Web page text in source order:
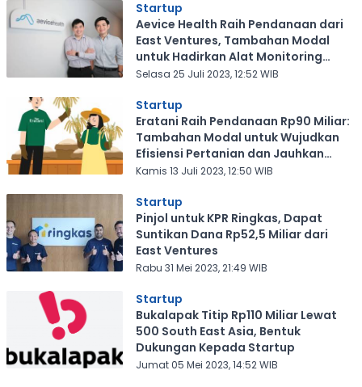
Startup
Aevice Health Raih Pendanaan dari
East Ventures, Tambahan Modal
untuk Hadirkan Alat Monitoring
Pernapasan Berteknologi Terbaru
Selasa 25 Juli 2023, 12:52 WIB
Startup
Eratani Raih Pendanaan Rp90 Miliar:
Tambahan Modal untuk Wujudkan
Efisiensi Pertanian dan Jauhkan
Petani dari Tengkulak
Kamis 13 Juli 2023, 12:50 WIB
Startup
Pinjol untuk KPR Ringkas, Dapat
Suntikan Dana Rp52,5 Miliar dari
East Ventures
Rabu 31 Mei 2023, 21:49 WIB
Startup
Bukalapak Titip Rp110 Miliar Lewat
500 South East Asia, Bentuk
Dukungan Kepada Startup
Jumat 05 Mei 2023, 14:52 WIB